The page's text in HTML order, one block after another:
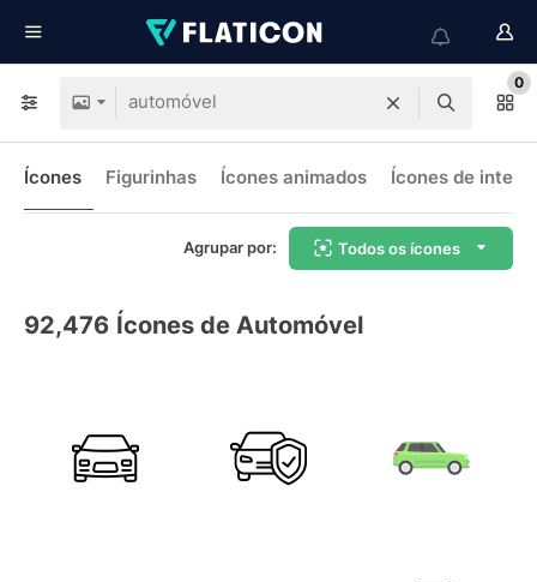
0
Ícones Figurinhas Ícones animados Ícones de
Agrupar por: Todos os ícones
92,476 Ícones de Automóvel